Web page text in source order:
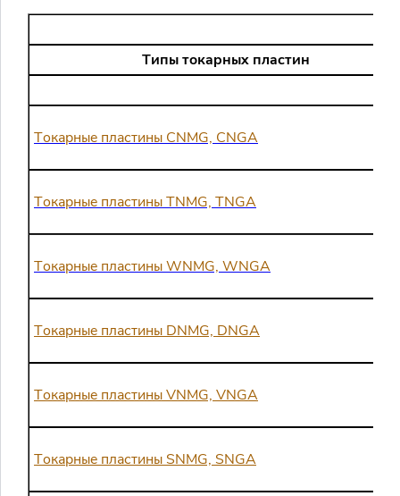
Типы токарных пластин
Токарные пластины CNMG, CNGA
Токарные пластины TNMG, TNGA
Токарные пластины WNMG, WNGA
Токарные пластины DNMG, DNGA
Токарные пластины VNMG, VNGA
Токарные пластины SNMG, SNGA
Пароль
Войти Забыли пароль?